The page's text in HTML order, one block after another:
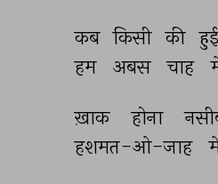
कब किसी की
हम
अबस चाह
ख़ाक होना
हशमत-ओ-जाह